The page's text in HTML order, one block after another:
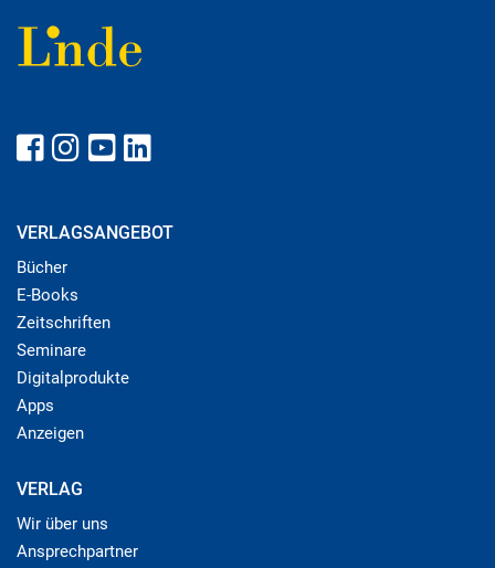
VERLAGSANGEBOT
Bücher
E-Books
Zeitschriften
Seminare
Digitalprodukte
Apps
Anzeigen
VERLAG
Wir über uns
Ansprechpartner